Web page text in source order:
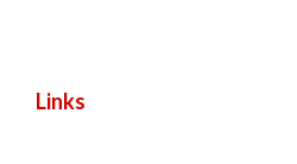
Links